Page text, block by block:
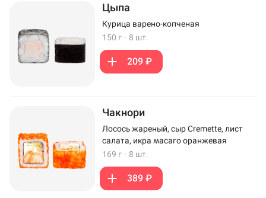
Цыпа
Курица варено-копченая
150 г · 8 шт.
209 ₽
Чакнори
Лосось жареный, сыр Cremette, лист
салата, икра масаго оранжевая
169 г · 8 шт.
389 ₽